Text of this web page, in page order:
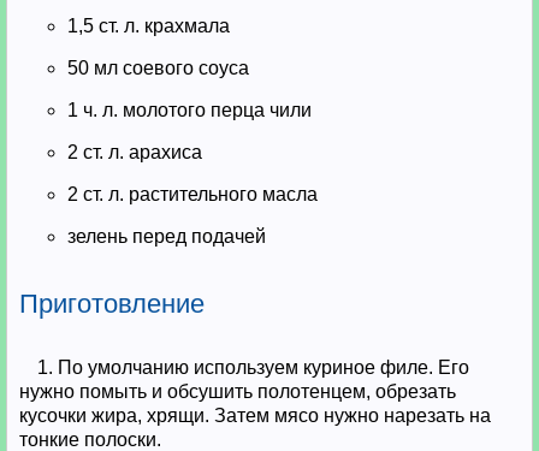
1,5 ст. л. крахмала
50 мл соевого соуса
1 ч. л. молотого перца чили
2 ст. л. арахиса
2 ст. л. растительного масла
зелень перед подачей
Приготовление
1. По умолчанию используем куриное филе. Его
нужно помыть и обсушить полотенцем, обрезать
кусочки жира, хрящи. Затем мясо нужно нарезать на
тонкие полоски.